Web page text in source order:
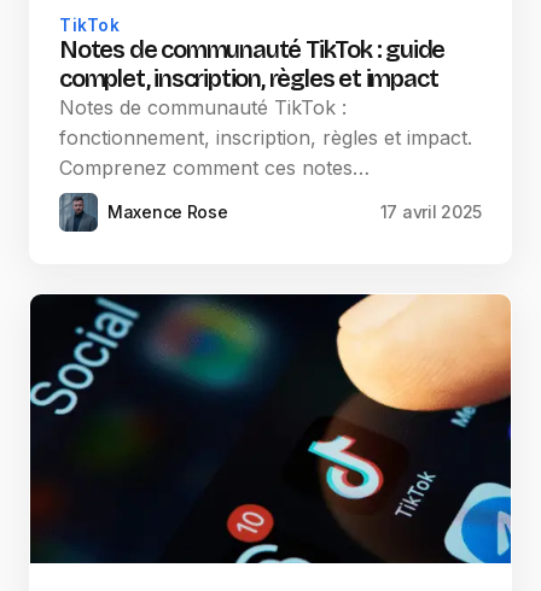
TikTok
Notes de communauté TikTok : guide
complet, inscription, règles et impact
Notes de communauté TikTok :
fonctionnement, inscription, règles et impact.
Comprenez comment ces notes…
Maxence Rose 17 avril 2025